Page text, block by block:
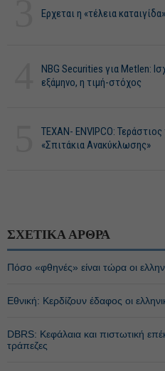
Ερχεται η «τέλεια
NBG Securities για Metlen:
εξάμηνο, η τιμή-στόχος
ΤΕΧΑΝ- ENVIPCO:
«Σπιτάκια Ανακύκλωσης»
ΣΧΕΤΙΚΑ ΑΡΘΡΑ
Πόσο «φθηνές» είναι τώρα οι
Εθνική: Κερδίζουν έδαφος οι
DBRS: Κεφάλαια και πιστωτική
τράπεζες